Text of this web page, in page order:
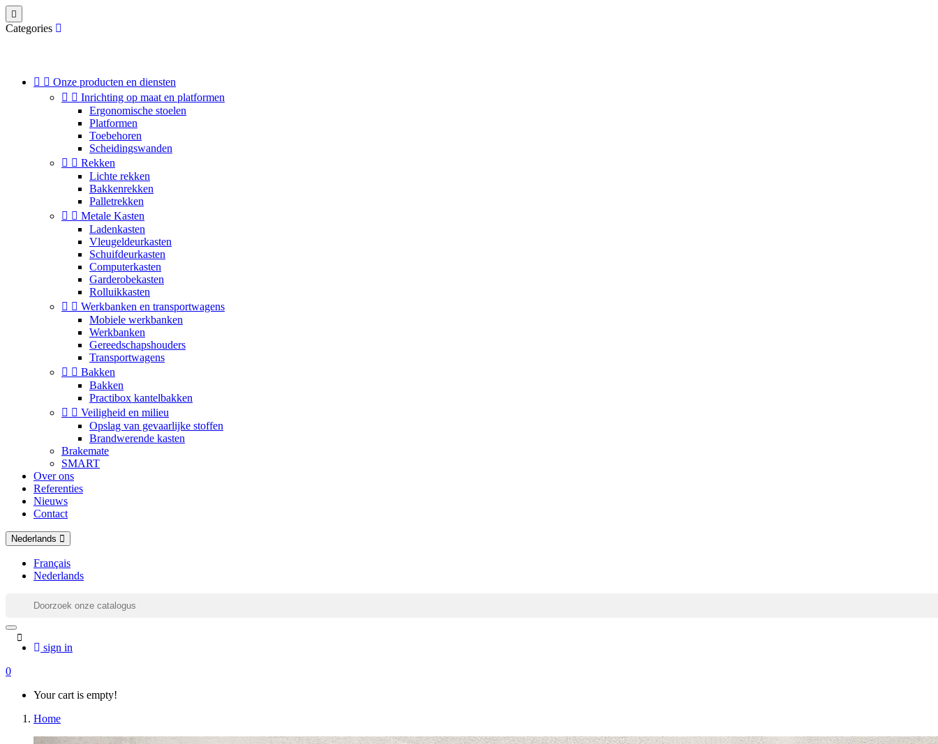

Categories
  Onze producten en diensten
  Inrichting op maat en platformen
Ergonomische stoelen
Platformen
Toebehoren
Scheidingswanden
  Rekken
Lichte rekken
Bakkenrekken
Palletrekken
  Metale Kasten
Ladenkasten
Vleugeldeurkasten
Schuifdeurkasten
Computerkasten
Garderobekasten
Rolluikkasten
  Werkbanken en transportwagens
Mobiele werkbanken
Werkbanken
Gereedschapshouders
Transportwagens
  Bakken
Bakken
Practibox kantelbakken
  Veiligheid en milieu
Opslag van gevaarlijke stoffen
Brandwerende kasten
Brakemate
SMART
Over ons
Referenties
Nieuws
Contact
Nederlands
Français
Nederlands
sign in
0
Your cart is empty!
Home